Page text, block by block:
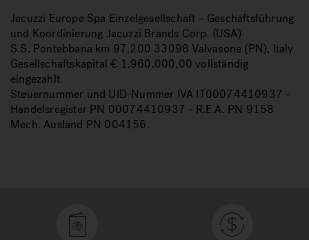
Jacuzzi Europe Spa Einzelgesellschaft – Geschäftsführung
und Koordinierung Jacuzzi Brands Corp. (USA)
S.S. Pontebbana km 97,200 33098 Valvasone (PN), Italy
Gesellschaftskapital € 1.960.000,00 vollständig
eingezahlt
Steuernummer und UID-Nummer IVA IT00074410937 -
Handelsregister PN 00074410937 - R.E.A. PN 9158
Mech. Ausland PN 004156.